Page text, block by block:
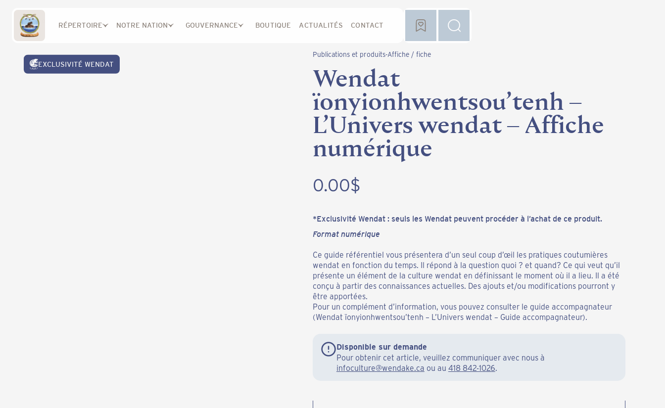
RÉPERTOIRE NOTRE NATION GOUVERNANCE BOUTIQUE ACTUALITÉS CONTACT
Retour à la boutique
EXCLUSIVITÉ WENDAT
Publications et produits-Affiche / fiche
Wendat
ïonyionhwentsou’tenh –
L’Univers wendat – Affiche
numérique
0.00$
*Exclusivité Wendat : seuls les Wendat peuvent procéder à l’achat de ce produit.
Format numérique
Ce guide référentiel vous présentera d’un seul coup d’œil les pratiques coutumières
wendat en fonction du temps. Il répond à la question quoi ? et quand? Ce qui veut qu’il
présente un élément de la culture wendat en définissant le moment où il a lieu. Il a été
conçu à partir des connaissances actuelles. Des ajouts et/ou modifications pourront y
être apportées.
Pour un complément d’information, vous pouvez consulter le guide accompagnateur
(Wendat ïonyionhwentsou’tenh – L’Univers wendat – Guide accompagnateur).
Disponible sur demande
Pour obtenir cet article, veuillez communiquer avec nous à
infoculture@wendake.ca ou au 418 842-1026.